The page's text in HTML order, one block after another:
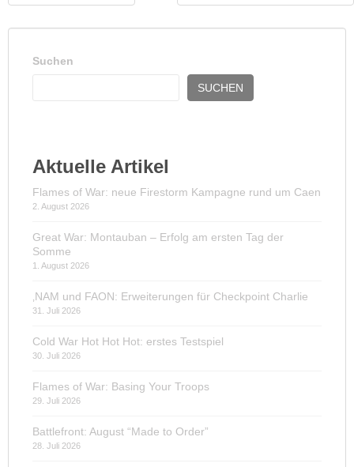
Suchen
SUCHEN
Aktuelle Artikel
Flames of War: neue Firestorm Kampagne rund um Caen
2. August 2026
Great War: Montauban – Erfolg am ersten Tag der
Somme
1. August 2026
‚NAM und FAON: Erweiterungen für Checkpoint Charlie
31. Juli 2026
Cold War Hot Hot Hot: erstes Testspiel
30. Juli 2026
Flames of War: Basing Your Troops
29. Juli 2026
Battlefront: August “Made to Order”
28. Juli 2026